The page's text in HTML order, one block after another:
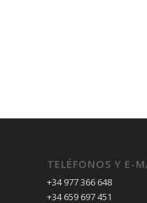
TELÉFONOS Y E-
+34 977 366 648
+34 659 697 451